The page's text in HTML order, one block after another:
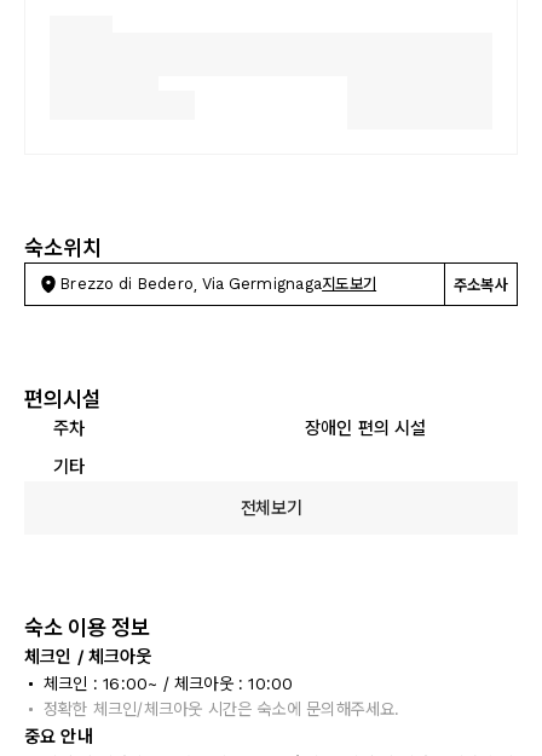
숙소위치
Brezzo di Bedero, Via Germignaga지도보기 주소복사
편의시설
주차
장애인 편의 시설
기타
전체보기
숙소 이용 정보
체크인 / 체크아웃
체크인 : 16:00~ / 체크아웃 : 10:00
정확한 체크인/체크아웃 시간은 숙소에 문의해주세요.
중요 안내